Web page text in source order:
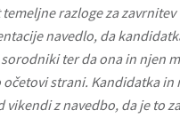
razloge za zavrnitev
navedlo, da
ter da ona in njen
strani. Kandidatka in
z navedbo, da je to